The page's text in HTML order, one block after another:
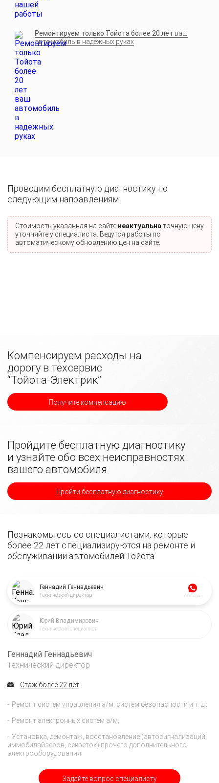
Ремонтируем только Тойота более 20 лет ваш
автомобиль в надёжных руках
Проводим бесплатную диагностику по
следующим направлениям
Стоимость указанная на сайте неактуальна точную цену
уточняйте у специалиста. Ведутся работы по
автоматическому обновлению цен на сайте.
Компенсируем расходы на
дорогу в техсервис
“Тойота-Электрик”
Получите компенсацию
Пройдите бесплатную диагностику
и узнайте обо всех неисправностях
вашего автомобиля
Пройти бесплатную диагностику
Познакомьтесь со специалистами, которые
более 22 лет специализируются на ремонте и
обслуживании автомобилей Тойота
Геннадий Геннадьевич
Технический директор WhatsApp
Юрий Владимирович
Технический специалист
Задайте вопрос специалисту
Геннадий Геннадьевич
Технический директор
Стаж более 22 лет
Ремонт систем управления а/м, систем безопасности и т. д.;
Ремонт электронных систем а/м;
Установка, демонтаж, восстановление (автосигнализаций,
иммобилайзеров, секреток) прочего дополнительного
электрооборудования.